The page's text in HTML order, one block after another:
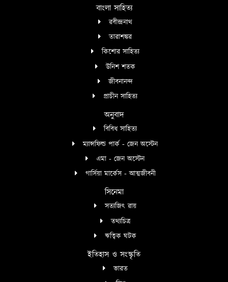
বাংলা সাহিত্য
রবীন্দ্রনাথ
তারাশঙ্কর
কিশোর সাহিত্য
উনিশ শতক
জীবনানন্দ
প্রাচীন সাহিত্য
অনুবাদ
বিবিধ সাহিত্য
ম্যান্সফিল্ড পার্ক - জেন অস্টেন
এমা - জেন অস্টেন
গার্সিয়া মার্কেস - আত্মজীবনী
সিনেমা
সত্যজিৎ রায়
তথ্যচিত্র
ঋত্বিক ঘটক
ইতিহাস ও সংস্কৃতি
ভারত